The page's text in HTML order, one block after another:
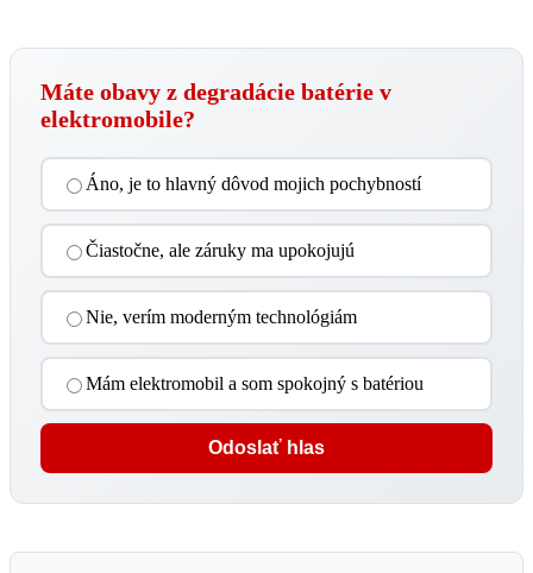
Máte obavy z degradácie batérie v
elektromobile?
Áno, je to hlavný dôvod mojich pochybností
Čiastočne, ale záruky ma upokojujú
Nie, verím moderným technológiám
Mám elektromobil a som spokojný s batériou
Odoslať hlas